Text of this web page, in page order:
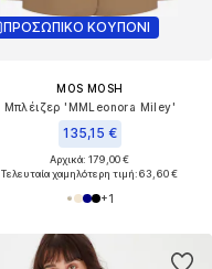
ΠΡΟΣΩΠΙΚΟ ΚΟΥΠΟΝΙ
MOS MOSH
Μπλέιζερ 'MMLeonora Miley'
135,15 €
Αρχικά: 179,00 €
Τελευταία χαμηλότερη τιμή:63,60 €
+1